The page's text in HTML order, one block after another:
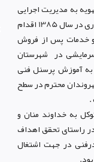
به مدیریت اجرایی
مهندس محمد رضا صبوری در سال 1385 اقدام
و خدمات پس از فروش
در شهرستان
آموزش پرسنل فنی
محترم در سطح
.
به خداوند منان و
راستای تحقق اهداف
در جهت اشتغال